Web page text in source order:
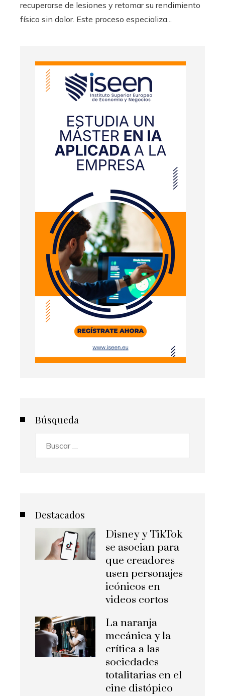
recuperarse de lesiones y retomar su rendimiento
físico sin dolor. Este proceso especializa...
Búsqueda
Destacados
Disney y TikTok
se asocian para
que creadores
usen personajes
icónicos en
videos cortos
La naranja
mecánica y la
crítica a las
sociedades
totalitarias en el
cine distópico